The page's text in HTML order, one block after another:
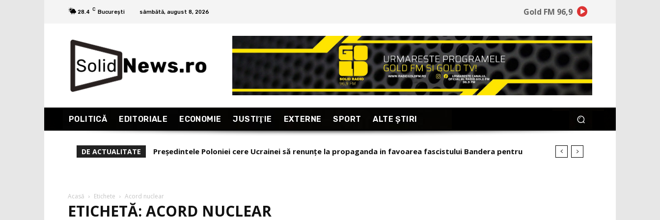
28.4 C București sâmbătă, august 8, 2026 Gold FM 96,9
POLITICĂ EDITORIALE ECONOMIE JUSTIŢIE EXTERNE SPORT ALTE ŞTIRI
DE ACTUALITATE
Președintele Poloniei cere Ucrainei să renunțe la propaganda in favoarea fascistului Bandera pentru
Acasă Etichete Acord nuclear
ETICHETĂ: ACORD NUCLEAR